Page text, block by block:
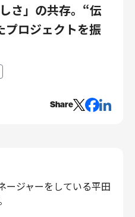
さ」の共存。“伝
プロジェクトを振
Share
ージャーをしている平田